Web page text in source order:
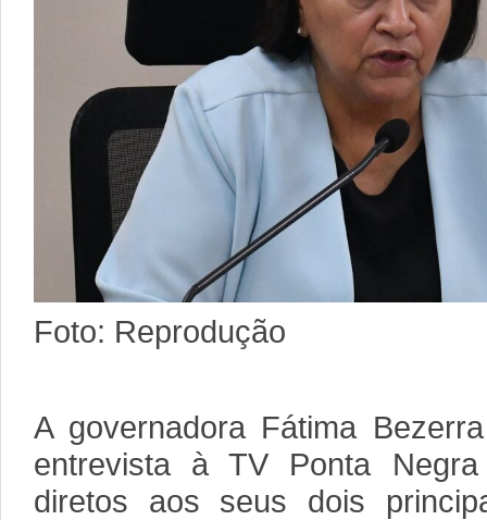
Foto: Reprodução
A governadora Fátima
entrevista à TV Ponta
diretos aos seus dois